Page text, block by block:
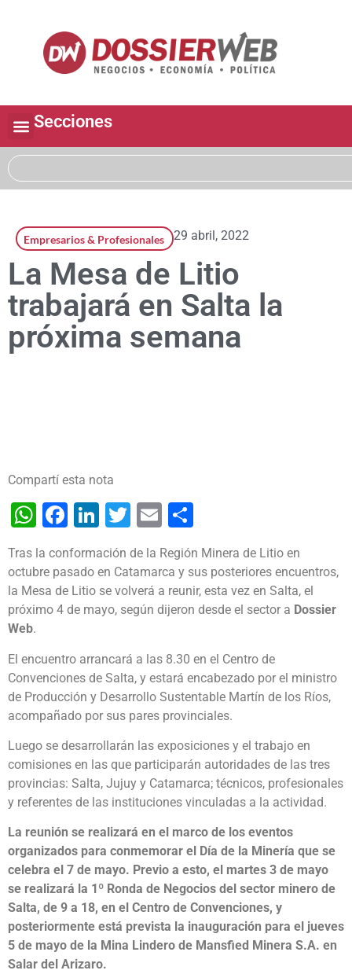
Secciones
Empresarios & Profesionales 29 abril, 2022
La Mesa de Litio
trabajará en Salta la
próxima semana
Compartí esta nota
WhatsApp
Facebook
LinkedIn
Twitter
Email
Tras la conformación de la Región Minera de Litio en
octubre pasado en Catamarca y sus posteriores encuentros,
la Mesa de Litio se volverá a reunir, esta vez en Salta, el
próximo 4 de mayo, según dijeron desde el sector a Dossier
Web.
El encuentro arrancará a las 8.30 en el Centro de
Convenciones de Salta, y estará encabezado por el ministro
de Producción y Desarrollo Sustentable Martín de los Ríos,
acompañado por sus pares provinciales.
Luego se desarrollarán las exposiciones y el trabajo en
comisiones en las que participarán autoridades de las tres
provincias: Salta, Jujuy y Catamarca; técnicos, profesionales
y referentes de las instituciones vinculadas a la actividad.
La reunión se realizará en el marco de los eventos
organizados para conmemorar el Día de la Minería que se
celebra el 7 de mayo. Previo a esto, el martes 3 de mayo
se realizará la 1º Ronda de Negocios del sector minero de
Salta, de 9 a 18, en el Centro de Convenciones, y
posteriormente está prevista la inauguración para el jueves
5 de mayo de la Mina Lindero de Mansfied Minera S.A. en
Salar del Arizaro.